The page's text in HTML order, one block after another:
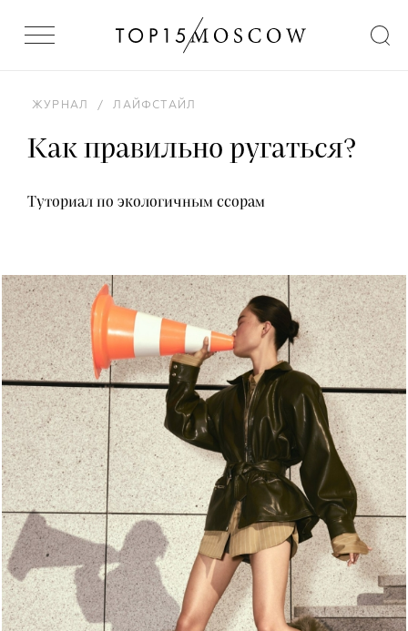
ЖУРНАЛ / ЛАЙФСТАЙЛ
Как правильно ругаться?
Туториал по экологичным ссорам